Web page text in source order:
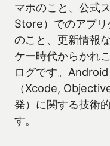
マホのこと、公式
Store）でのアプ
のこと、更新情報
ケー時代からかれ
ログです。
（Xcode,
発）に関する技術
す。